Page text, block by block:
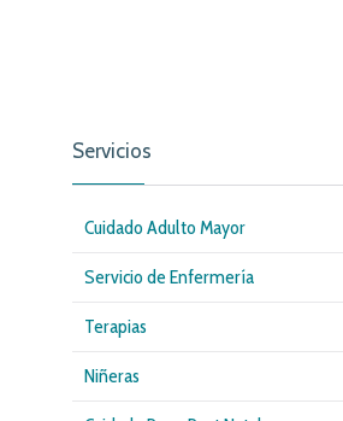
Servicios
Cuidado Adulto Mayor
Servicio de Enfermería
Terapias
Niñeras